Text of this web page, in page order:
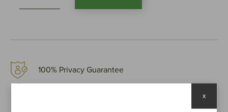
100% Privacy Guarantee
x